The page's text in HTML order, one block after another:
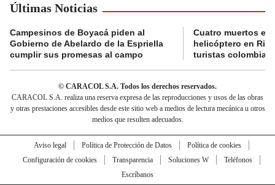
Últimas Noticias
Campesinos de Boyacá piden al
Gobierno de Abelardo de la Espriella
cumplir sus promesas al campo
Cuatro muertos en
helicóptero en
turistas
© CARACOL S.A. Todos los derechos reservados.
CARACOL S.A. realiza una reserva expresa de las reproducciones y usos de las obras
y otras prestaciones accesibles desde este sitio web a medios de lectura mecánica u otros
medios que resulten adecuados.
Aviso legal Política de Protección de Datos
Política de cookies
Configuración de cookies
Transparencia Soluciones W
Teléfonos
Escríbanos